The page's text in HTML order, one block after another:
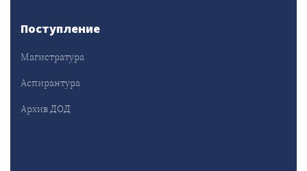
Поступление
Магистратура
Аспирантура
Архив ДОД